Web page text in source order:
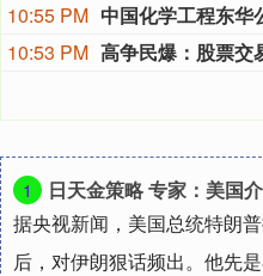
10:55 PM
10:53 PM 高争民爆：股票交
1
日天金策略 专家：美国介
据央视新闻，美国总统特朗
后，对伊朗狠话频出。他先